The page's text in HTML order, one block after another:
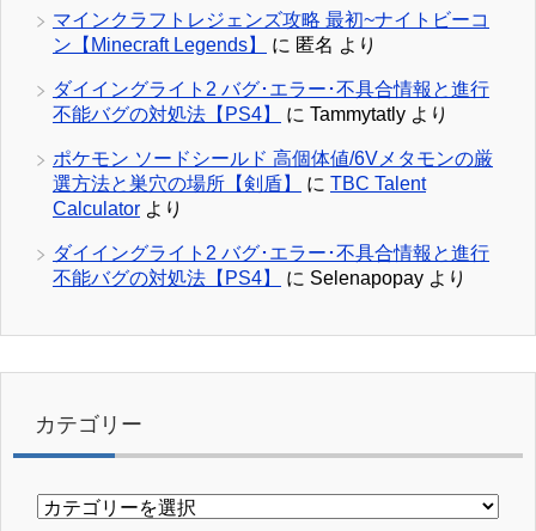
マインクラフトレジェンズ攻略 最初~ナイトビーコ
ン【Minecraft Legends】
に 匿名 より
ダイイングライト2 バグ･エラー･不具合情報と進行
不能バグの対処法【PS4】
に Tammytatly より
ポケモン ソードシールド 高個体値/6Vメタモンの厳
選方法と巣穴の場所【剣盾】
に TBC Talent
Calculator より
ダイイングライト2 バグ･エラー･不具合情報と進行
不能バグの対処法【PS4】
に Selenapopay より
カテゴリー
カ